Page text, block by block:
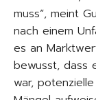
muss“, meint
nach einem
es an
bewusst, dass
war,